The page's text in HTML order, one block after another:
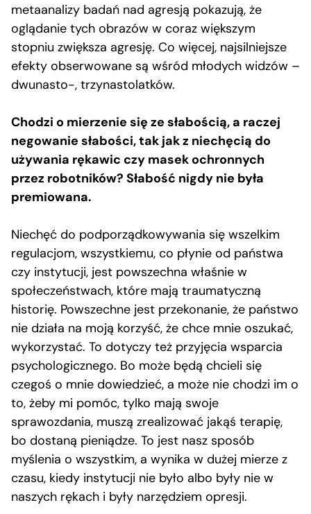
metaanalizy badań nad agresją pokazują, że
oglądanie tych obrazów w coraz większym
stopniu zwiększa agresję. Co więcej, najsilniejsze
efekty obserwowane są wśród młodych widzów –
dwunasto-, trzynastolatków.
Chodzi o mierzenie się ze słabością, a raczej
negowanie słabości, tak jak z niechęcią do
używania rękawic czy masek ochronnych
przez robotników? Słabość nigdy nie była
premiowana.
Niechęć do podporządkowywania się wszelkim
regulacjom, wszystkiemu, co płynie od państwa
czy instytucji, jest powszechna właśnie w
społeczeństwach, które mają traumatyczną
historię. Powszechne jest przekonanie, że państwo
nie działa na moją korzyść, że chce mnie oszukać,
wykorzystać. To dotyczy też przyjęcia wsparcia
psychologicznego. Bo może będą chcieli się
czegoś o mnie dowiedzieć, a może nie chodzi im o
to, żeby mi pomóc, tylko mają swoje
sprawozdania, muszą zrealizować jakąś terapię,
bo dostaną pieniądze. To jest nasz sposób
myślenia o wszystkim, a wynika w dużej mierze z
czasu, kiedy instytucji nie było albo były nie w
naszych rękach i były narzędziem opresji.